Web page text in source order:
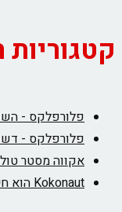
פלורפלקס -
פלורפלקס -
אקווה מסטר
Kokonaut הוא חיישן סביבתי